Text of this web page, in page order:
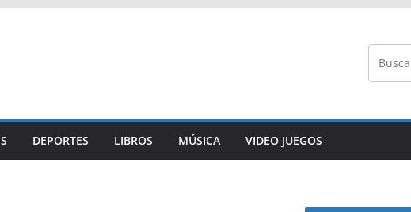
DEPORTES LIBROS MÚSICA VIDEO JUEGOS